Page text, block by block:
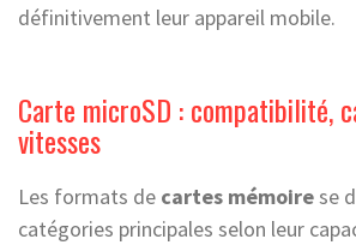
définitivement leur appareil mobile.
Carte microSD : compatibilité,
vitesses
Les formats de cartes mémoirese
catégories principales selon leur